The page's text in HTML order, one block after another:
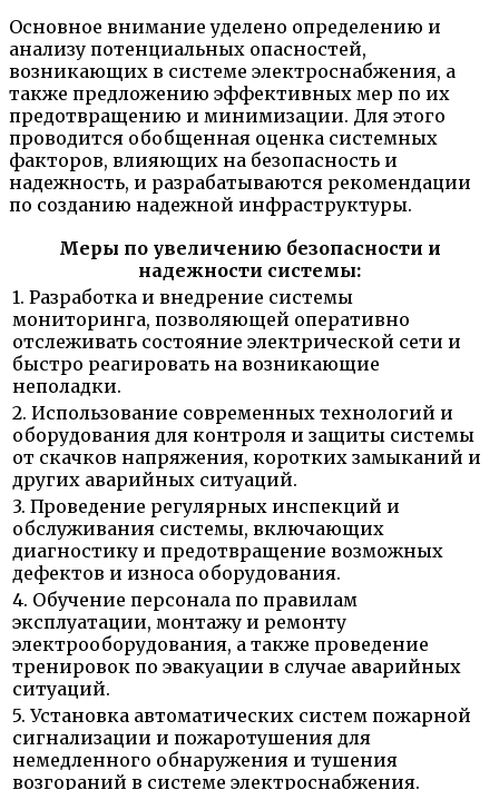
Основное внимание уделено определению и
анализу потенциальных опасностей,
возникающих в системе электроснабжения, а
также предложению эффективных мер по их
предотвращению и минимизации. Для этого
проводится обобщенная оценка системных
факторов, влияющих на безопасность и
надежность, и разрабатываются рекомендации
по созданию надежной инфраструктуры.
Меры по увеличению безопасности и
надежности системы:
1. Разработка и внедрение системы
мониторинга, позволяющей оперативно
отслеживать состояние электрической сети и
быстро реагировать на возникающие
неполадки.
2. Использование современных технологий и
оборудования для контроля и защиты системы
от скачков напряжения, коротких замыканий и
других аварийных ситуаций.
3. Проведение регулярных инспекций и
обслуживания системы, включающих
диагностику и предотвращение возможных
дефектов и износа оборудования.
4. Обучение персонала по правилам
эксплуатации, монтажу и ремонту
электрооборудования, а также проведение
тренировок по эвакуации в случае аварийных
ситуаций.
5. Установка автоматических систем пожарной
сигнализации и пожаротушения для
немедленного обнаружения и тушения
возгораний в системе электроснабжения.